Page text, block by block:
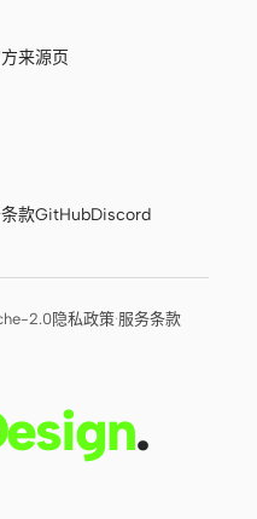
来源页
款GitHubDiscord
2.0隐私政策·服务条款
.